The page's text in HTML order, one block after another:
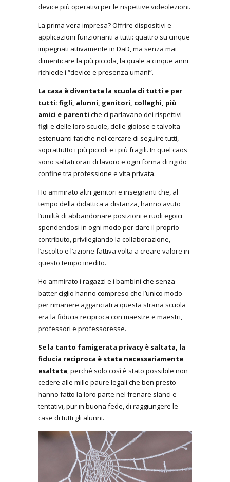
device più operativi per le rispettive videolezioni.
La prima vera impresa? Offrire dispositivi e
applicazioni funzionanti a tutti: quattro su cinque
impegnati attivamente in DaD, ma senza mai
dimenticare la più piccola, la quale a cinque anni
richiede i “device e presenza umani”.
La casa è diventata la scuola di tutti e per
tutti: figli, alunni, genitori, colleghi, più
amici e parenti che ci parlavano dei rispettivi
figli e delle loro scuole, delle gioiose e talvolta
estenuanti fatiche nel cercare di seguire tutti,
soprattutto i più piccoli e i più fragili. In quel caos
sono saltati orari di lavoro e ogni forma di rigido
confine tra professione e vita privata.
Ho ammirato altri genitori e insegnanti che, al
tempo della didattica a distanza, hanno avuto
l’umiltà di abbandonare posizioni e ruoli egoici
spendendosi in ogni modo per dare il proprio
contributo, privilegiando la collaborazione,
l’ascolto e l’azione fattiva volta a creare valore in
questo tempo inedito.
Ho ammirato i ragazzi e i bambini che senza
batter ciglio hanno compreso che l’unico modo
per rimanere agganciati a questa strana scuola
era la fiducia reciproca con maestre e maestri,
professori e professoresse.
Se la tanto famigerata privacy è saltata, la
fiducia reciproca è stata necessariamente
esaltata , perché solo così è stato possibile non
cedere alle mille paure legali che ben presto
hanno fatto la loro parte nel frenare slanci e
tentativi, pur in buona fede, di raggiungere le
case di tutti gli alunni.